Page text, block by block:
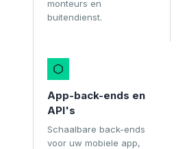
monteurs en
buitendienst.
App-back-ends en
API's
Schaalbare back-ends
voor uw mobiele app,